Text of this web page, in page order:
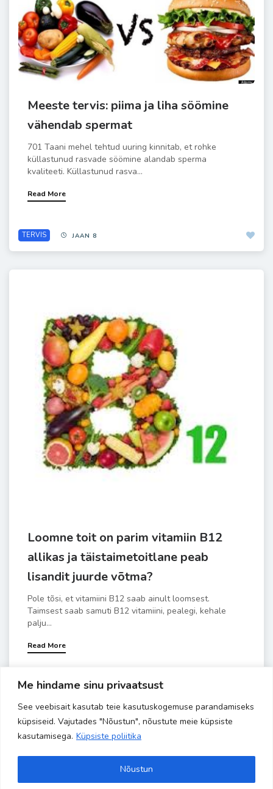
Me hindame sinu privaatsust
See veebisait kasutab teie kasutuskogemuse parandamiseks
küpsiseid. Vajutades "Nõustun", nõustute meie küpsiste
kasutamisega. Küpsiste poliitika
Nõustun
Meeste tervis: piima ja liha söömine
vähendab spermat
701 Taani mehel tehtud uuring kinnitab, et rohke
küllastunud rasvade söömine alandab sperma
kvaliteeti. Küllastunud rasva...
Read More
TERVIS JAAN 8
Loomne toit on parim vitamiin B12
allikas ja täistaimetoitlane peab
lisandit juurde võtma?
Pole tõsi, et vitamiini B12 saab ainult loomsest.
Taimsest saab samuti B12 vitamiini, pealegi, kehale
palju...
Read More
popid tervisemüüdid JAAN 8
20